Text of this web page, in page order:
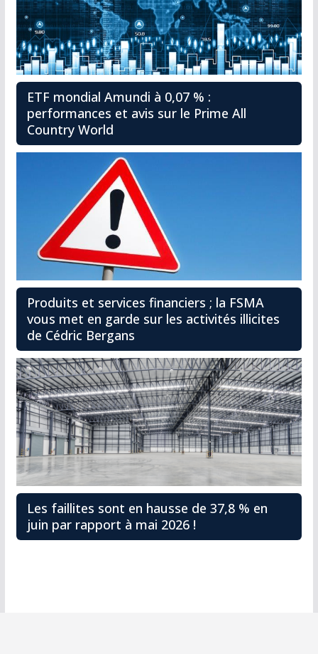
ETF mondial Amundi à 0,07 % :
performances et avis sur le Prime All
Country World
Produits et services financiers ; la FSMA
vous met en garde sur les activités illicites
de Cédric Bergans
Les faillites sont en hausse de 37,8 % en
juin par rapport à mai 2026 !